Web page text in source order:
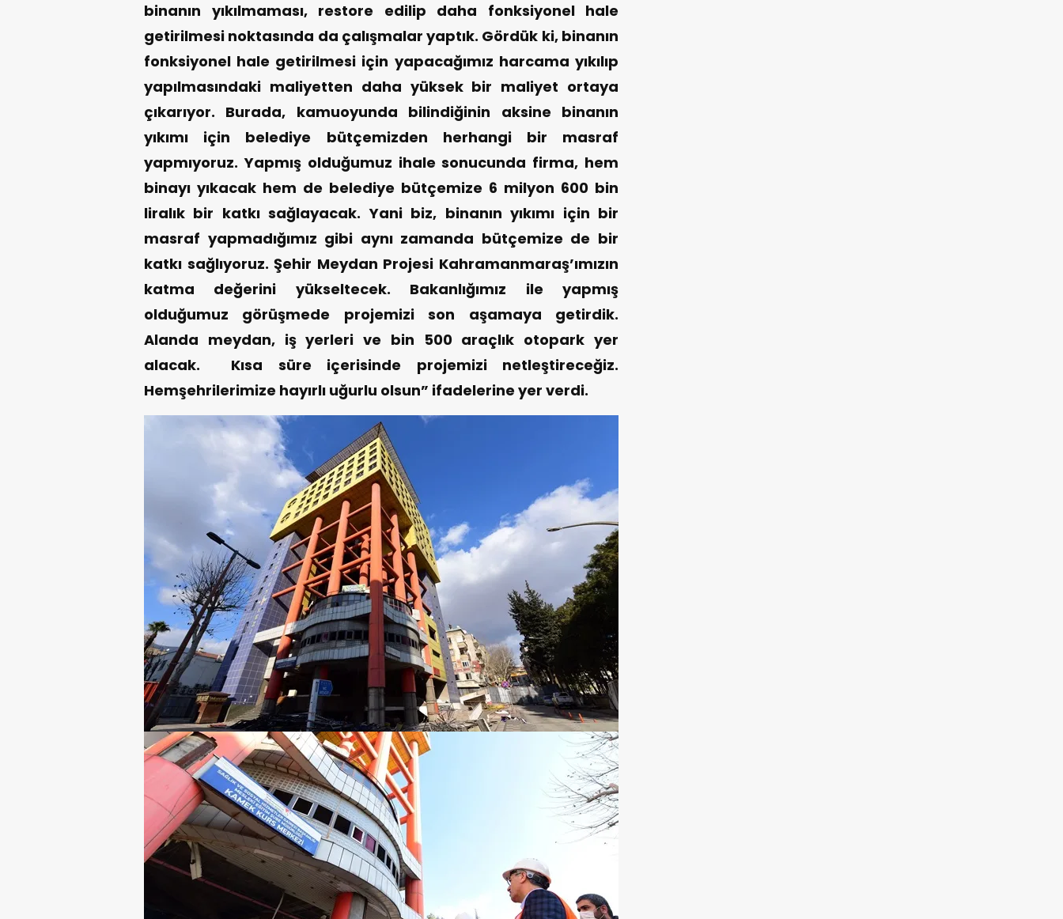
binanın yıkılmaması, restore edilip daha fonksiyonel hale
getirilmesi noktasında da çalışmalar yaptık. Gördük ki, binanın
fonksiyonel hale getirilmesi için yapacağımız harcama yıkılıp
yapılmasındaki maliyetten daha yüksek bir maliyet ortaya
çıkarıyor. Burada, kamuoyunda bilindiğinin aksine binanın
yıkımı için belediye bütçemizden herhangi bir masraf
yapmıyoruz. Yapmış olduğumuz ihale sonucunda firma, hem
binayı yıkacak hem de belediye bütçemize 6 milyon 600 bin
liralık bir katkı sağlayacak. Yani biz, binanın yıkımı için bir
masraf yapmadığımız gibi aynı zamanda bütçemize de bir
katkı sağlıyoruz. Şehir Meydan Projesi Kahramanmaraş’ımızın
katma değerini yükseltecek. Bakanlığımız ile yapmış
olduğumuz görüşmede projemizi son aşamaya getirdik.
Alanda meydan, iş yerleri ve bin 500 araçlık otopark yer
alacak. Kısa süre içerisinde projemizi netleştireceğiz.
Hemşehrilerimize hayırlı uğurlu olsun” ifadelerine yer verdi.